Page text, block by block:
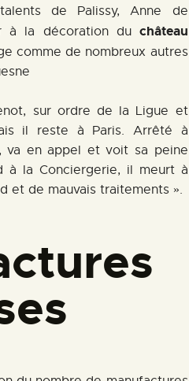
de Palissy, Anne de
à la décoration du château
comme de nombreux autres
sur ordre de la Ligue et
il reste à Paris. Arrêté à
va en appel et voit sa peine
à la Conciergerie, il meurt à
et de mauvais traitements ».